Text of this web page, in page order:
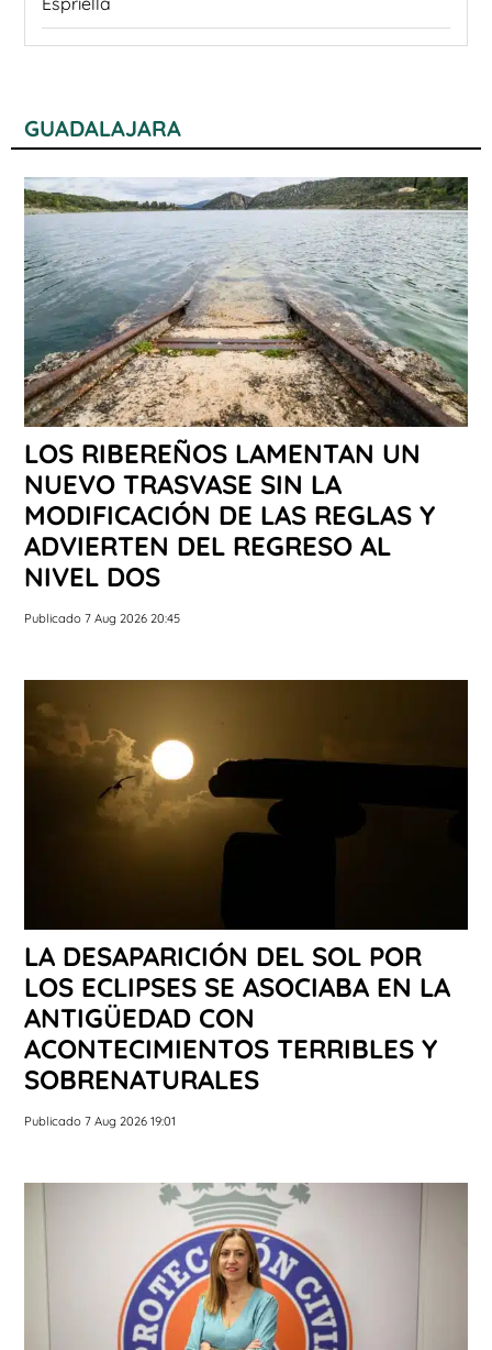
GUADALAJARA
LOS RIBEREÑOS LAMENTAN UN
NUEVO TRASVASE SIN LA
MODIFICACIÓN DE LAS REGLAS Y
ADVIERTEN DEL REGRESO AL
NIVEL DOS
Publicado 7 Aug 2026 20:45
LA DESAPARICIÓN DEL SOL POR
LOS ECLIPSES SE ASOCIABA EN LA
ANTIGÜEDAD CON
ACONTECIMIENTOS TERRIBLES Y
SOBRENATURALES
Publicado 7 Aug 2026 19:01